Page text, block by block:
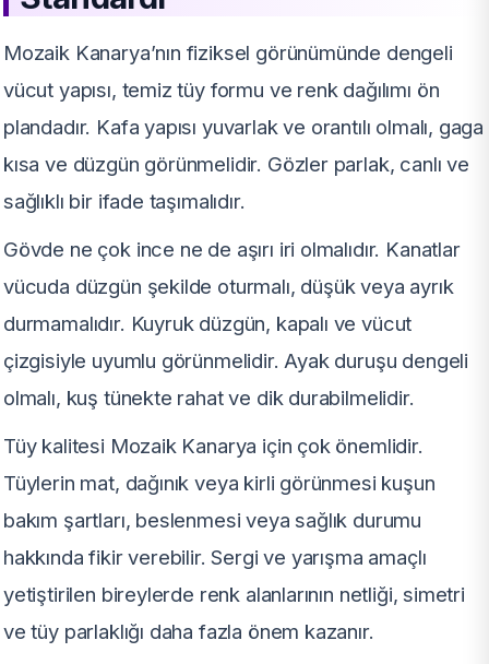
Mozaik Kanarya’nın fiziksel görünümünde dengeli
vücut yapısı, temiz tüy formu ve renk dağılımı ön
plandadır. Kafa yapısı yuvarlak ve orantılı olmalı, gaga
kısa ve düzgün görünmelidir. Gözler parlak, canlı ve
sağlıklı bir ifade taşımalıdır.
Gövde ne çok ince ne de aşırı iri olmalıdır. Kanatlar
vücuda düzgün şekilde oturmalı, düşük veya ayrık
durmamalıdır. Kuyruk düzgün, kapalı ve vücut
çizgisiyle uyumlu görünmelidir. Ayak duruşu dengeli
olmalı, kuş tünekte rahat ve dik durabilmelidir.
Tüy kalitesi Mozaik Kanarya için çok önemlidir.
Tüylerin mat, dağınık veya kirli görünmesi kuşun
bakım şartları, beslenmesi veya sağlık durumu
hakkında fikir verebilir. Sergi ve yarışma amaçlı
yetiştirilen bireylerde renk alanlarının netliği, simetri
ve tüy parlaklığı daha fazla önem kazanır.